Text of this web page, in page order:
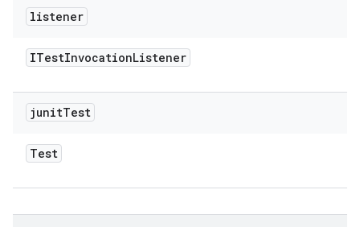
listener
ITestInvocationListener
junitTest
Test